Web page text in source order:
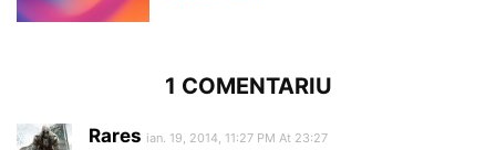
1 COMENTARIU
Rares ian. 19, 2014, 11:27 PM At 23:27